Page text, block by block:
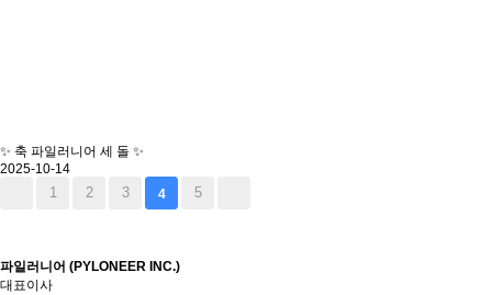
✨ 축 파일러니어 세 돌 ✨
2025-10-14
1 2 3 4 5
파일러니어 (PYLONEER INC.)
대표이사